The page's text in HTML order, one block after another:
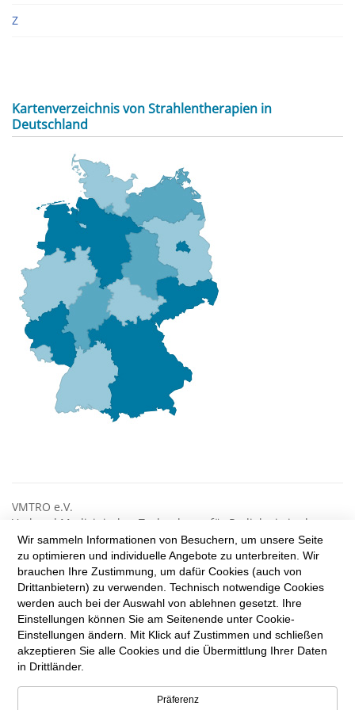
Z
Kartenverzeichnis von Strahlentherapien in
Deutschland
VMTRO e.V.
Verband Medizinischer Technologen für Radiologie in der
Radioonkologie
Reinhardtstr. 47
10117 Berlin
Tel.: +49 (0) 30 8431 8990
Fax: +49 (0) 30 8441 9189
info@vmtro.de
LinkedIn
Wir sammeln Informationen von Besuchern, um unsere Seite
zu optimieren und individuelle Angebote zu unterbreiten. Wir
brauchen Ihre Zustimmung, um dafür Cookies (auch von
Drittanbietern) zu verwenden. Technisch notwendige Cookies
werden auch bei der Auswahl von ablehnen gesetzt. Ihre
Einstellungen können Sie am Seitenende unter Cookie-
Einstellungen ändern. Mit Klick auf Zustimmen und schließen
akzeptieren Sie alle Cookies und die Übermittlung Ihrer Daten
in Drittländer.
Präferenz